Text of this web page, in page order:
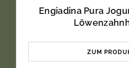
Engiadina Pura
ZUM